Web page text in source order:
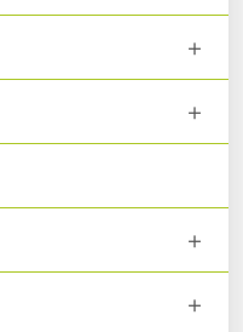
+
+
+
+